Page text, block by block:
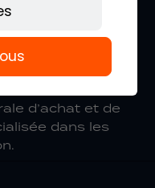
été
d’achat et de
dans les